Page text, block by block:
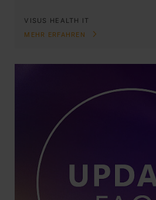
VISUS HEALTH IT
MEHR ERFAHREN